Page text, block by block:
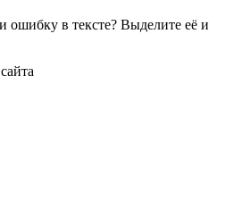
ошибку в тексте? Выделите её и